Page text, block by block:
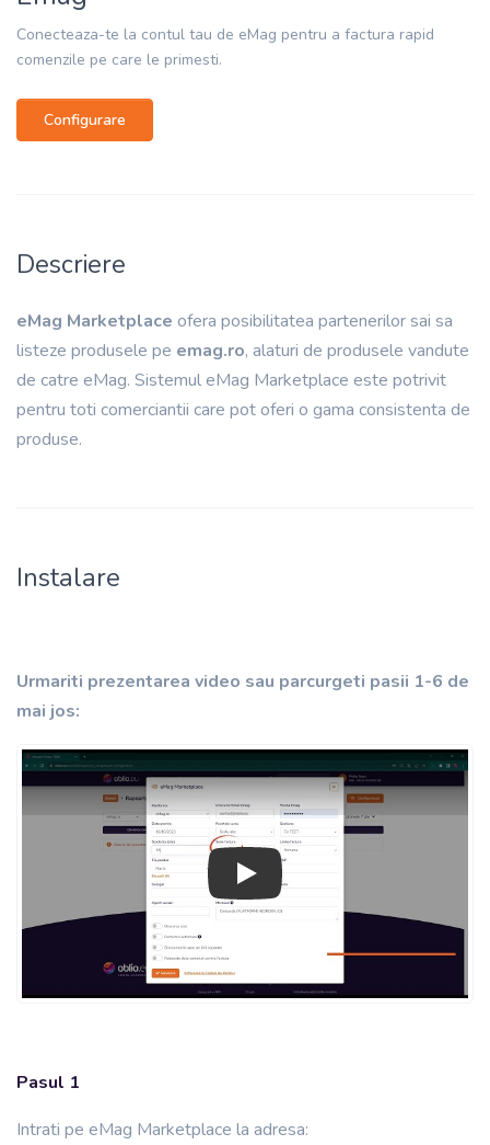
Conecteaza-te la contul tau de eMag pentru a factura rapid
comenzile pe care le primesti.
Configurare
Descriere
eMag Marketplace ofera posibilitatea partenerilor sai sa
listeze produsele pe emag.ro, alaturi de produsele vandute
de catre eMag. Sistemul eMag Marketplace este potrivit
pentru toti comerciantii care pot oferi o gama consistenta de
produse.
Instalare
Urmariti prezentarea video sau parcurgeti pasii 1-6 de
mai jos:
Play
Pasul 1
Intrati pe eMag Marketplace la adresa: